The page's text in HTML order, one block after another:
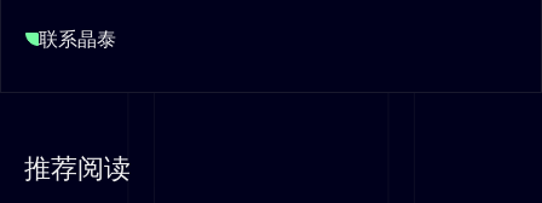
联系晶泰
推荐阅读